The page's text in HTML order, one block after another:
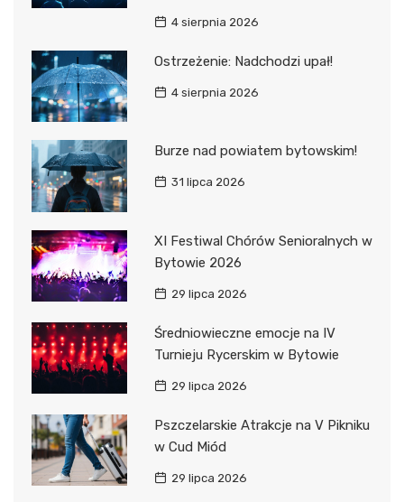
4 sierpnia 2026
Ostrzeżenie: Nadchodzi upał!
4 sierpnia 2026
Burze nad powiatem bytowskim!
31 lipca 2026
XI Festiwal Chórów Senioralnych w
Bytowie 2026
29 lipca 2026
Średniowieczne emocje na IV
Turnieju Rycerskim w Bytowie
29 lipca 2026
Pszczelarskie Atrakcje na V Pikniku
w Cud Miód
29 lipca 2026